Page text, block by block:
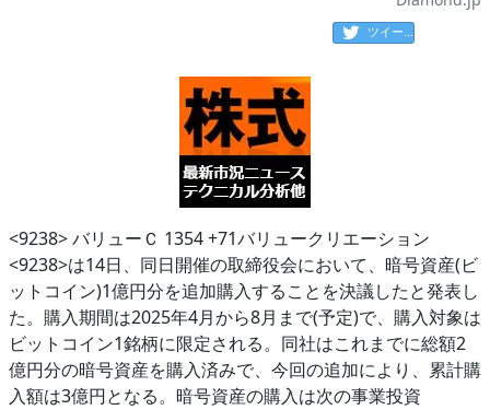
ツイート
<9238> バリューＣ 1354 +71バリュークリエーション
<9238>は14日、同日開催の取締役会において、暗号資産(ビ
ットコイン)1億円分を追加購入することを決議したと発表し
た。購入期間は2025年4月から8月まで(予定)で、購入対象は
ビットコイン1銘柄に限定される。同社はこれまでに総額2
億円分の暗号資産を購入済みで、今回の追加により、累計購
入額は3億円となる。暗号資産の購入は次の事業投資